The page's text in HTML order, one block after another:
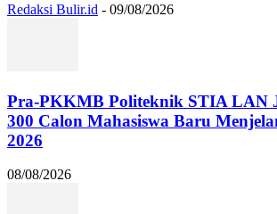
Redaksi Bulir.id - 09/08/2026
Pra-PKKMB Politeknik STIA LAN
300 Calon Mahasiswa Baru
2026
08/08/2026